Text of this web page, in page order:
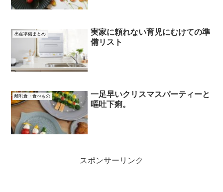
出産準備まとめ
実家に頼れない育児にむけての準
備リスト
離乳食・食べもの
一足早いクリスマスパーティーと
嘔吐下痢。
スポンサーリンク